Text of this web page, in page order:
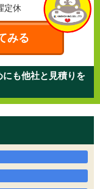
定休
みる
も他社と見積りを